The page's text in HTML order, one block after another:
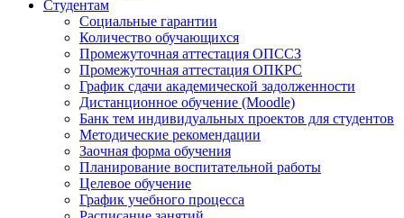
Студентам
Социальные гарантии
Количество обучающихся
Промежуточная аттестация ОПССЗ
Промежуточная аттестация ОПКРС
График сдачи академической задолженности
Дистанционное обучение (Moodle)
Банк тем индивидуальных проектов для студентов
Методические рекомендации
Заочная форма обучения
Планирование воспитательной работы
Целевое обучение
График учебного процесса